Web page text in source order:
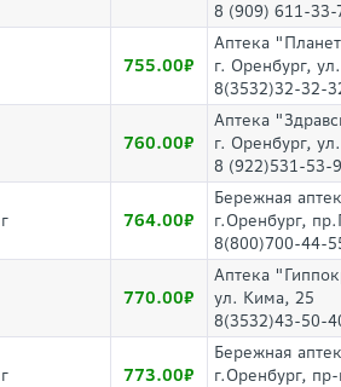
8 (909) 611-33-
755.00
Аптека
г. Оренбург,
8(3532)32-32-
760.00
Аптека
г. Оренбург,
8 (922)531-53-
764.00
Бережная
г.Оренбург,
8(800)700-44-
770.00
Аптека
ул. Кима, 25
8(3532)43-50-
773.00
Бережная
г.Оренбург,